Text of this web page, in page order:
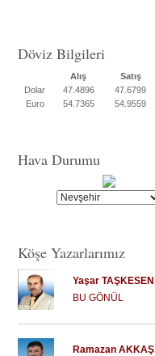
Döviz Bilgileri
Alış
Satış
Dolar
47.4896
47.6799
Euro
54.7365 54.9559
Hava Durumu
Köşe Yazarlarımız
Yaşar TAŞKESEN
BU GÖNÜL
Ramazan AKKAŞ